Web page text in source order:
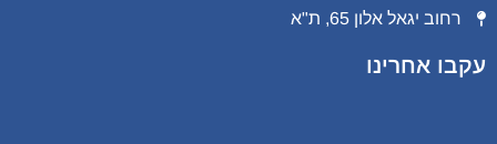
רחוב יגאל אלון 65, ת"א
עקבו אחרינו